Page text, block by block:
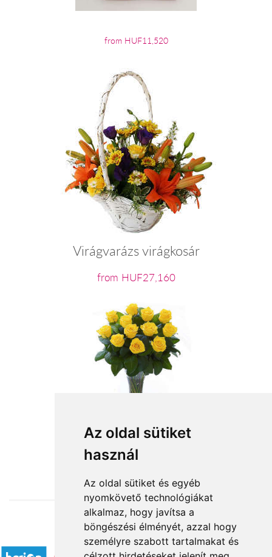
Az oldal sütiket
használ
Az oldal sütiket és egyéb
nyomkövető technológiákat
alkalmaz, hogy javítsa a
böngészési élményét, azzal hogy
személyre szabott tartalmakat és
from HUF11,520
Virágvarázs virágkosár
from HUF27,160
from HUF3,800
Accepted payment methods